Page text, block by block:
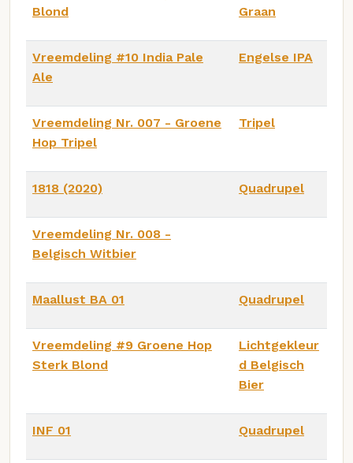
Blond
Graan
Vreemdeling #10 India Pale
Ale
Engelse IPA
Vreemdeling Nr. 007 - Groene
Hop Tripel
Tripel
1818 (2020) Quadrupel
Vreemdeling Nr. 008 -
Belgisch Witbier
Maallust BA 01 Quadrupel
Vreemdeling #9 Groene Hop
Sterk Blond
Lichtgekleur
d Belgisch
Bier
INF 01 Quadrupel